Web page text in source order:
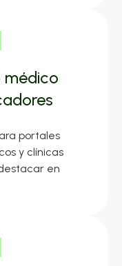
médico
portales
y clínicas
en